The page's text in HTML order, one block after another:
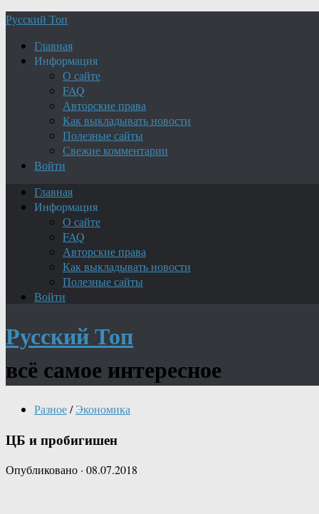
Русский Топ
Главная
Информация
О сайте
FAQ
Авторские права
Как выкладывать новости
Полезные сайты
Свежие комментарии
Войти
Главная
Информация
О сайте
FAQ
Авторские права
Как выкладывать новости
Полезные сайты
Войти
Русский Топ
всё самое интересное
Разное/ Экономика
ЦБ и пробигишен
Опубликовано · 08.07.2018